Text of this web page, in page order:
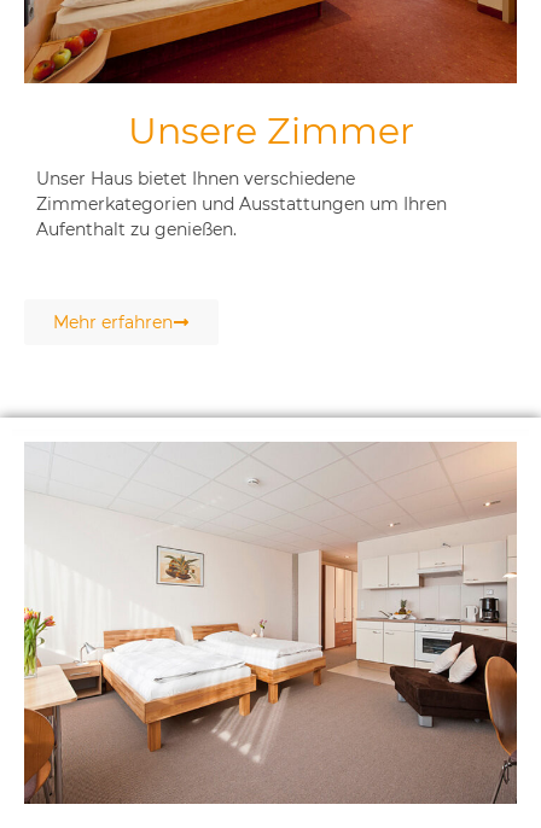
Unsere Zimmer
Unser Haus bietet Ihnen verschiedene
Zimmerkategorien und Ausstattungen um Ihren
Aufenthalt zu genießen.
Mehr erfahren